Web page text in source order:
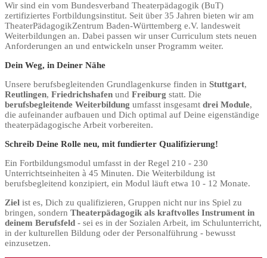
Wir sind ein vom Bundesverband Theaterpädagogik (BuT)
zertifiziertes Fortbildungsinstitut. Seit über 35 Jahren bieten wir am
TheaterPädagogikZentrum Baden-Württemberg e.V. landesweit
Weiterbildungen an. Dabei passen wir unser Curriculum stets neuen
Anforderungen an und entwickeln unser Programm weiter.
Dein Weg, in Deiner Nähe
Unsere berufsbegleitenden Grundlagenkurse finden in Stuttgart,
Reutlingen, Friedrichshafen und Freiburg statt. Die
berufsbegleitende Weiterbildung umfasst insgesamt drei Module,
die aufeinander aufbauen und Dich optimal auf Deine eigenständige
theaterpädagogische Arbeit vorbereiten.
Schreib Deine Rolle neu, mit fundierter Qualifizierung!
Ein Fortbildungsmodul umfasst in der Regel 210 - 230
Unterrichtseinheiten à 45 Minuten. Die Weiterbildung ist
berufsbegleitend konzipiert, ein Modul läuft etwa 10 - 12 Monate.
Ziel ist es, Dich zu qualifizieren, Gruppen nicht nur ins Spiel zu
bringen, sondern Theaterpädagogik als kraftvolles Instrument in
deinem Berufsfeld - sei es in der Sozialen Arbeit, im Schulunterricht,
in der kulturellen Bildung oder der Personalführung - bewusst
einzusetzen.